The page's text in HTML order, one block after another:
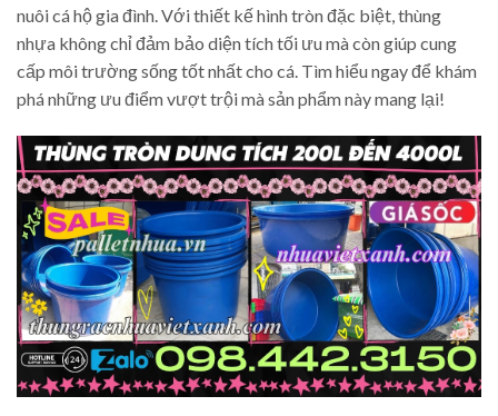
nuôi cá hộ gia đình. Với thiết kế hình tròn đặc biệt, thùng
nhựa không chỉ đảm bảo diện tích tối ưu mà còn giúp cung
cấp môi trường sống tốt nhất cho cá. Tìm hiểu ngay để khám
phá những ưu điểm vượt trội mà sản phẩm này mang lại!